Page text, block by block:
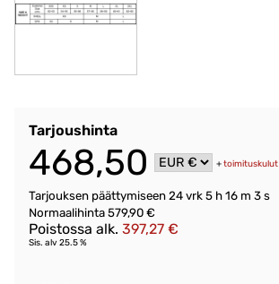
Tarjoushinta
468,50 +toimituskulut
Tarjouksen päättymiseen 24 vrk 5 h 16 m 2 s
Normaalihinta 579,90 €
Poistossa alk. 397,27 €
Sis. alv 25.5 %